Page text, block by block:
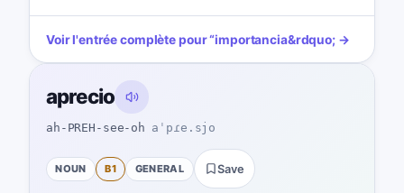
Voir l'entrée complète pour“importancia&rdquo; →
aprecio
ah-PREH-see-oh aˈpɾe.sjo
NOUN B1 GENERAL Save